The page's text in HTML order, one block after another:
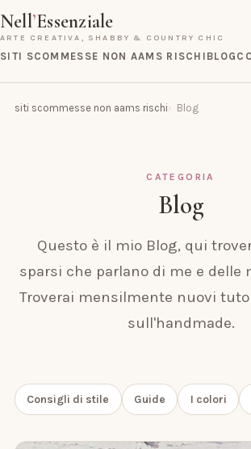
Nell’Essenziale
ARTE CREATIVA, SHABBY & COUNTRY CHIC
SITI SCOMMESSE NON AAMS RISCHI BLOG
siti scommesse non aams rischi Blog
CATEGORIA
Blog
Questo è il mio Blog, qui
sparsi che parlano di me e delle
Troverai mensilmente nuovi
sull'handmade.
Consigli di stile Guide I colori